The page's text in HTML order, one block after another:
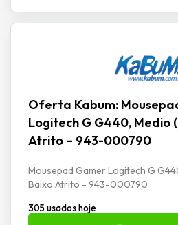
Oferta Kabum:
Logitech G G440, Medio
Atrito – 943-000790
Mousepad Gamer Logitech G
Baixo Atrito - 943-000790
305 usados hoje